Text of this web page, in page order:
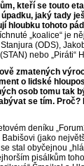
kteří se touto
jaký tady
hloubku tohoto
„koalice“ je
(ODS),
nebo „Piráti“
zmatených
o lidské
osob tomu tak
se tím.
deníku
Babišovi (jako
stal obyčejnou
pisálkům